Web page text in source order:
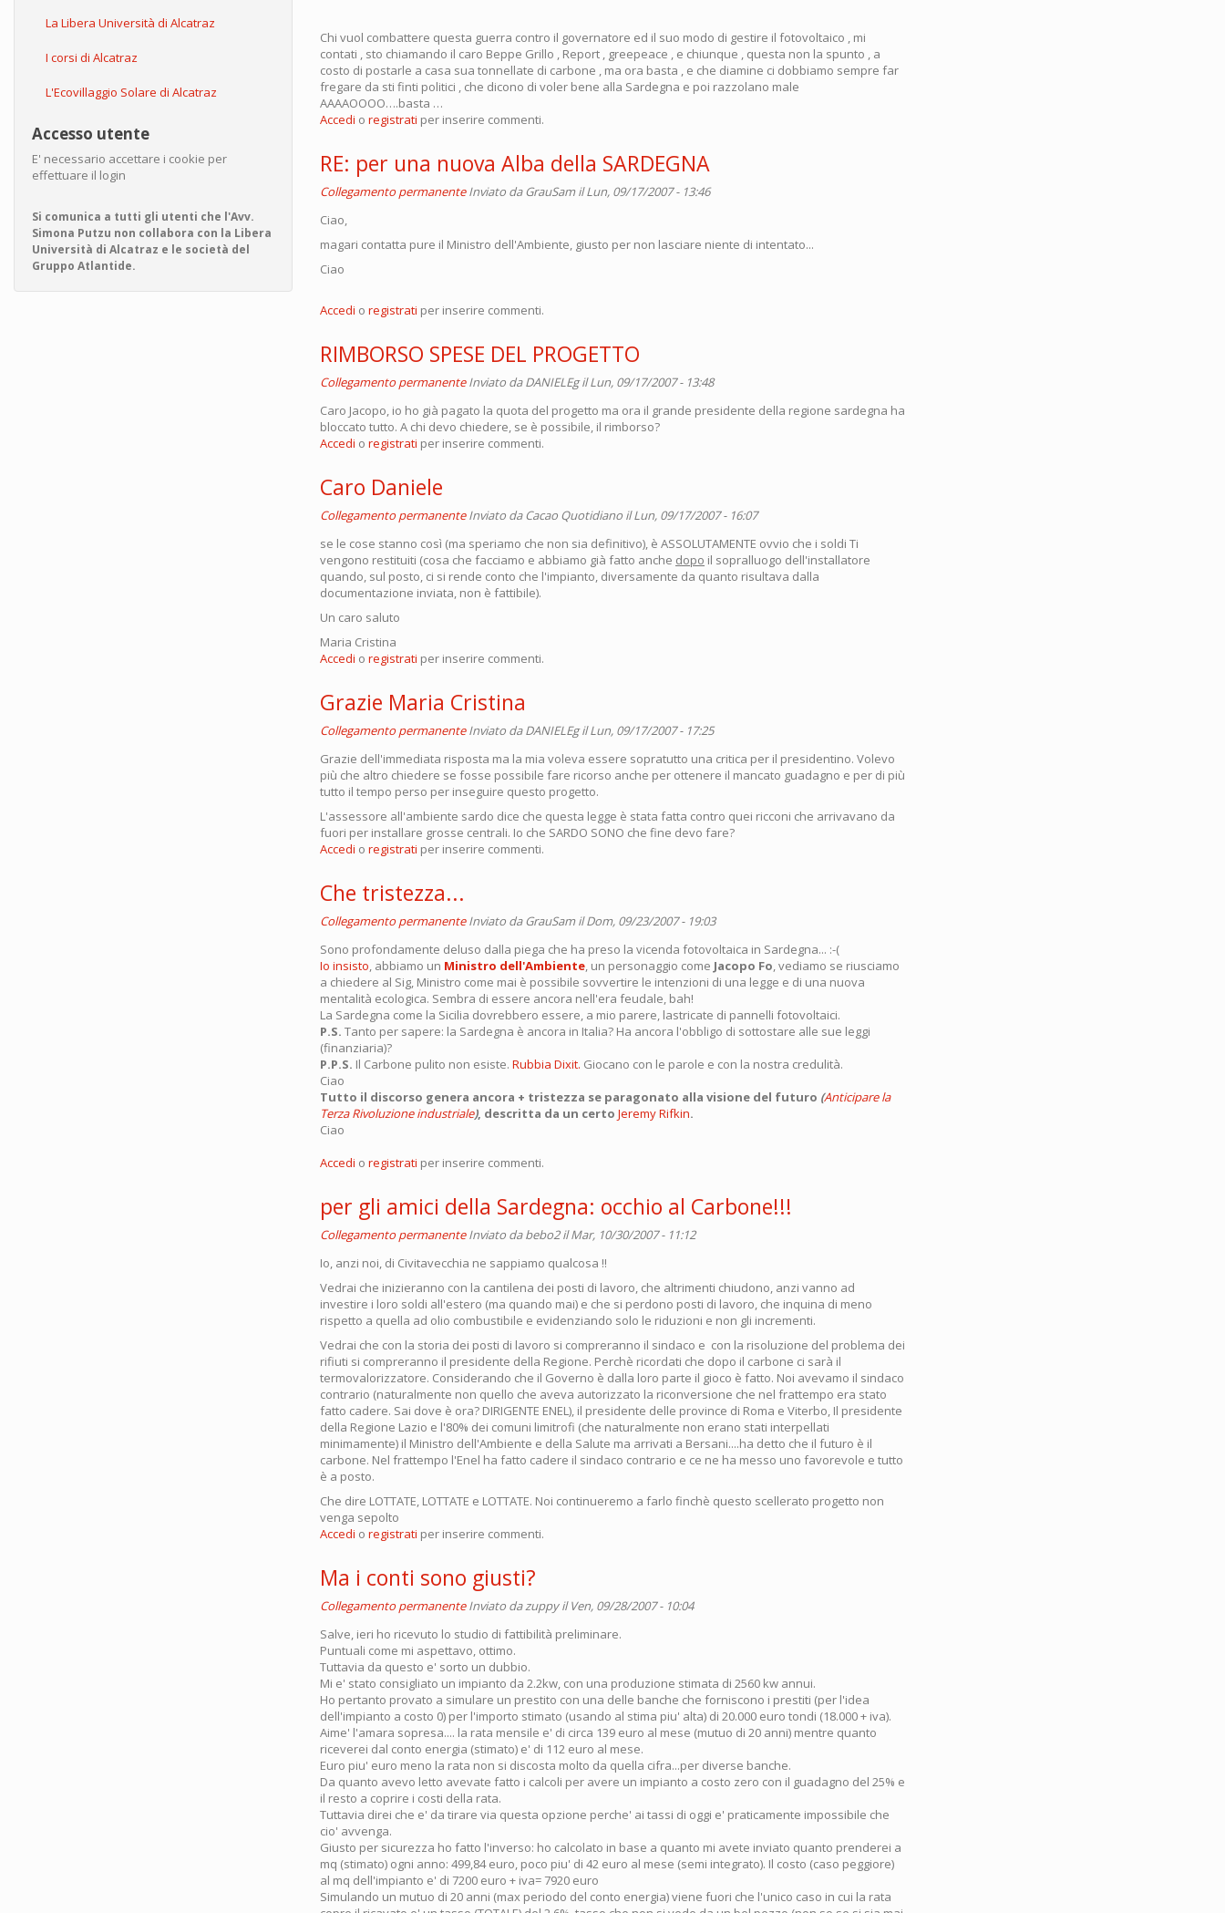
La Libera Università di Alcatraz
I corsi di Alcatraz
L'Ecovillaggio Solare di Alcatraz
Accesso utente
E' necessario accettare i cookie per
effettuare il login
Si comunica a tutti gli utenti che l'Avv.
Simona Putzu non collabora con la Libera
Università di Alcatraz e le società del
Gruppo Atlantide.
Chi vuol combattere questa guerra contro il governatore ed il suo modo di gestire il fotovoltaico , mi
contati , sto chiamando il caro Beppe Grillo , Report , greepeace , e chiunque , questa non la spunto , a
costo di postarle a casa sua tonnellate di carbone , ma ora basta , e che diamine ci dobbiamo sempre far
fregare da sti finti politici , che dicono di voler bene alla Sardegna e poi razzolano male
AAAAOOOO….basta …
Accedi o registrati per inserire commenti.
RE: per una nuova Alba della SARDEGNA
Collegamento permanente Inviato daGrauSamil Lun, 09/17/2007 - 13:46
Ciao,
magari contatta pure il Ministro dell'Ambiente, giusto per non lasciare niente di intentato...
Ciao
Accedi o registrati per inserire commenti.
RIMBORSO SPESE DEL PROGETTO
Collegamento permanente Inviato daDANIELEgil Lun, 09/17/2007 - 13:48
Caro Jacopo, io ho già pagato la quota del progetto ma ora il grande presidente della regione sardegna ha
bloccato tutto. A chi devo chiedere, se è possibile, il rimborso?
Accedi o registrati per inserire commenti.
Caro Daniele
Collegamento permanente Inviato daCacao Quotidiano il Lun, 09/17/2007 - 16:07
se le cose stanno così (ma speriamo che non sia definitivo), è ASSOLUTAMENTE ovvio che i soldi Ti
vengono restituiti (cosa che facciamo e abbiamo già fatto anche dopo il sopralluogo dell'installatore
quando, sul posto, ci si rende conto che l'impianto, diversamente da quanto risultava dalla
documentazione inviata, non è fattibile).
Un caro saluto
Maria Cristina
Accedi o registrati per inserire commenti.
Grazie Maria Cristina
Collegamento permanente Inviato daDANIELEgil Lun, 09/17/2007 - 17:25
Grazie dell'immediata risposta ma la mia voleva essere sopratutto una critica per il presidentino. Volevo
più che altro chiedere se fosse possibile fare ricorso anche per ottenere il mancato guadagno e per di più
tutto il tempo perso per inseguire questo progetto.
L'assessore all'ambiente sardo dice che questa legge è stata fatta contro quei ricconi che arrivavano da
fuori per installare grosse centrali. Io che SARDO SONO che fine devo fare?
Accedi o registrati per inserire commenti.
Che tristezza...
Collegamento permanente Inviato daGrauSamil Dom, 09/23/2007 - 19:03
Sono profondamente deluso dalla piega che ha preso la vicenda fotovoltaica in Sardegna... :-(
Io insisto , abbiamo un Ministro dell'Ambiente , un personaggio come Jacopo Fo , vediamo se riusciamo
a chiedere al Sig, Ministro come mai è possibile sovvertire le intenzioni di una legge e di una nuova
mentalità ecologica. Sembra di essere ancora nell'era feudale, bah!
La Sardegna come la Sicilia dovrebbero essere, a mio parere, lastricate di pannelli fotovoltaici.
P.S. Tanto per sapere: la Sardegna è ancora in Italia? Ha ancora l'obbligo di sottostare alle sue leggi
(finanziaria)?
P.P.S. Il Carbone pulito non esiste. Rubbia Dixit. Giocano con le parole e con la nostra credulità.
Ciao
Tutto il discorso genera ancora + tristezza se paragonato alla visione del futuro (Anticipare la
Terza Rivoluzione industriale), descritta da un certo Jeremy Rifkin.
Ciao
Accedi o registrati per inserire commenti.
per gli amici della Sardegna: occhio al Carbone!!!
Collegamento permanente Inviato dabebo2il Mar, 10/30/2007 - 11:12
Io, anzi noi, di Civitavecchia ne sappiamo qualcosa !!
Vedrai che inizieranno con la cantilena dei posti di lavoro, che altrimenti chiudono, anzi vanno ad
investire i loro soldi all'estero (ma quando mai) e che si perdono posti di lavoro, che inquina di meno
rispetto a quella ad olio combustibile e evidenziando solo le riduzioni e non gli incrementi.
Vedrai che con la storia dei posti di lavoro si compreranno il sindaco e con la risoluzione del problema dei
rifiuti si compreranno il presidente della Regione. Perchè ricordati che dopo il carbone ci sarà il
termovalorizzatore. Considerando che il Governo è dalla loro parte il gioco è fatto. Noi avevamo il sindaco
contrario (naturalmente non quello che aveva autorizzato la riconversione che nel frattempo era stato
fatto cadere. Sai dove è ora? DIRIGENTE ENEL), il presidente delle province di Roma e Viterbo, Il presidente
della Regione Lazio e l'80% dei comuni limitrofi (che naturalmente non erano stati interpellati
minimamente) il Ministro dell'Ambiente e della Salute ma arrivati a Bersani....ha detto che il futuro è il
carbone. Nel frattempo l'Enel ha fatto cadere il sindaco contrario e ce ne ha messo uno favorevole e tutto
è a posto.
Che dire LOTTATE, LOTTATE e LOTTATE. Noi continueremo a farlo finchè questo scellerato progetto non
venga sepolto
Accedi o registrati per inserire commenti.
Ma i conti sono giusti?
Collegamento permanente Inviato dazuppyil Ven, 09/28/2007 - 10:04
Salve, ieri ho ricevuto lo studio di fattibilità preliminare.
Puntuali come mi aspettavo, ottimo.
Tuttavia da questo e' sorto un dubbio.
Mi e' stato consigliato un impianto da 2.2kw, con una produzione stimata di 2560 kw annui.
Ho pertanto provato a simulare un prestito con una delle banche che forniscono i prestiti (per l'idea
dell'impianto a costo 0) per l'importo stimato (usando al stima piu' alta) di 20.000 euro tondi (18.000 + iva).
Aime' l'amara sopresa.... la rata mensile e' di circa 139 euro al mese (mutuo di 20 anni) mentre quanto
riceverei dal conto energia (stimato) e' di 112 euro al mese.
Euro piu' euro meno la rata non si discosta molto da quella cifra...per diverse banche.
Da quanto avevo letto avevate fatto i calcoli per avere un impianto a costo zero con il guadagno del 25% e
il resto a coprire i costi della rata.
Tuttavia direi che e' da tirare via questa opzione perche' ai tassi di oggi e' praticamente impossibile che
cio' avvenga.
Giusto per sicurezza ho fatto l'inverso: ho calcolato in base a quanto mi avete inviato quanto prenderei a
mq (stimato) ogni anno: 499,84 euro, poco piu' di 42 euro al mese (semi integrato). Il costo (caso peggiore)
al mq dell'impianto e' di 7200 euro + iva= 7920 euro
Simulando un mutuo di 20 anni (max periodo del conto energia) viene fuori che l'unico caso in cui la rata